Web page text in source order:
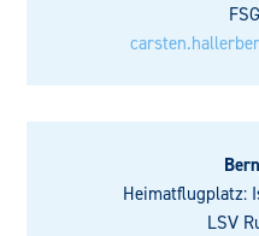
Heimatflugplatz:
LSV